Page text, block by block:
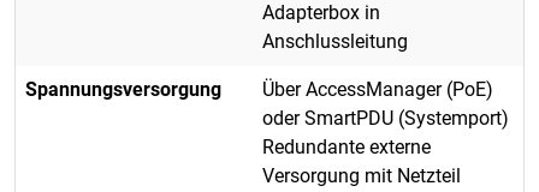
Adapterbox in
Anschlussleitung
Spannungsversorgung
Über AccessManager (PoE)
oder SmartPDU (Systemport)
Redundante externe
Versorgung mit Netzteil